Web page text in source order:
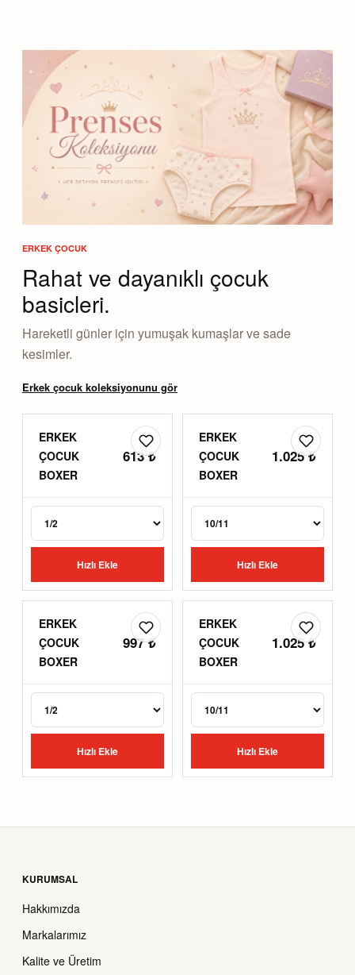
ERKEK ÇOCUK
Rahat ve dayanıklı çocuk
basicleri.
Hareketli günler için yumuşak kumaşlar ve sade
kesimler.
Erkek çocuk koleksiyonunu gör
ERKEK
ÇOCUK
BOXER
613 ₺
Hızlı Ekle
ERKEK
ÇOCUK
BOXER
1.025 ₺
Hızlı Ekle
ERKEK
ÇOCUK
BOXER
997 ₺
Hızlı Ekle
ERKEK
ÇOCUK
BOXER
1.025 ₺
Hızlı Ekle
KURUMSAL
Hakkımızda
Markalarımız
Kalite ve Üretim